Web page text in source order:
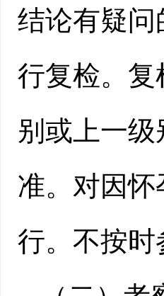
结论有疑
行复检。
别或上一
准。对因
行。不按